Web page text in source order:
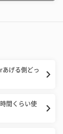
げる側どっ
間くらい使